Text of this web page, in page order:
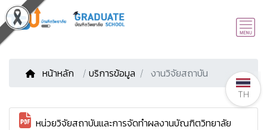
หน้าหลัก / บริการข้อมูล งานวิจัยสถาบัน
หน่วยวิจัยสถาบันและการจัดทำผลงานบัณฑิตวิทยาลัย
TH